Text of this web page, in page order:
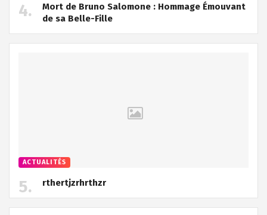
Mort de Bruno Salomone : Hommage Émouvant
de sa Belle-Fille
ACTUALITÉS
rthertjzrhrthzr